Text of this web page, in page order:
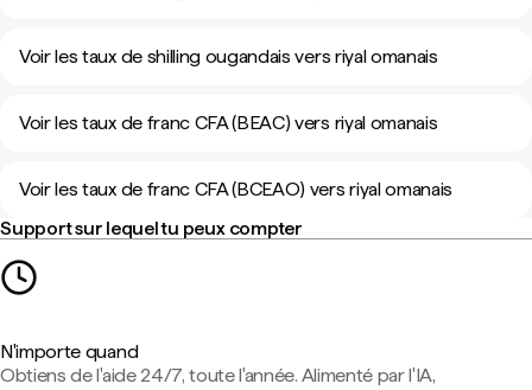
Voir les taux de shilling ougandais vers riyal omanais
Voir les taux de franc CFA (BEAC) vers riyal omanais
Voir les taux de franc CFA (BCEAO) vers riyal omanais
Support sur lequel tu peux compter
N'importe quand
Obtiens de l'aide 24/7, toute l'année. Alimenté par l'IA,